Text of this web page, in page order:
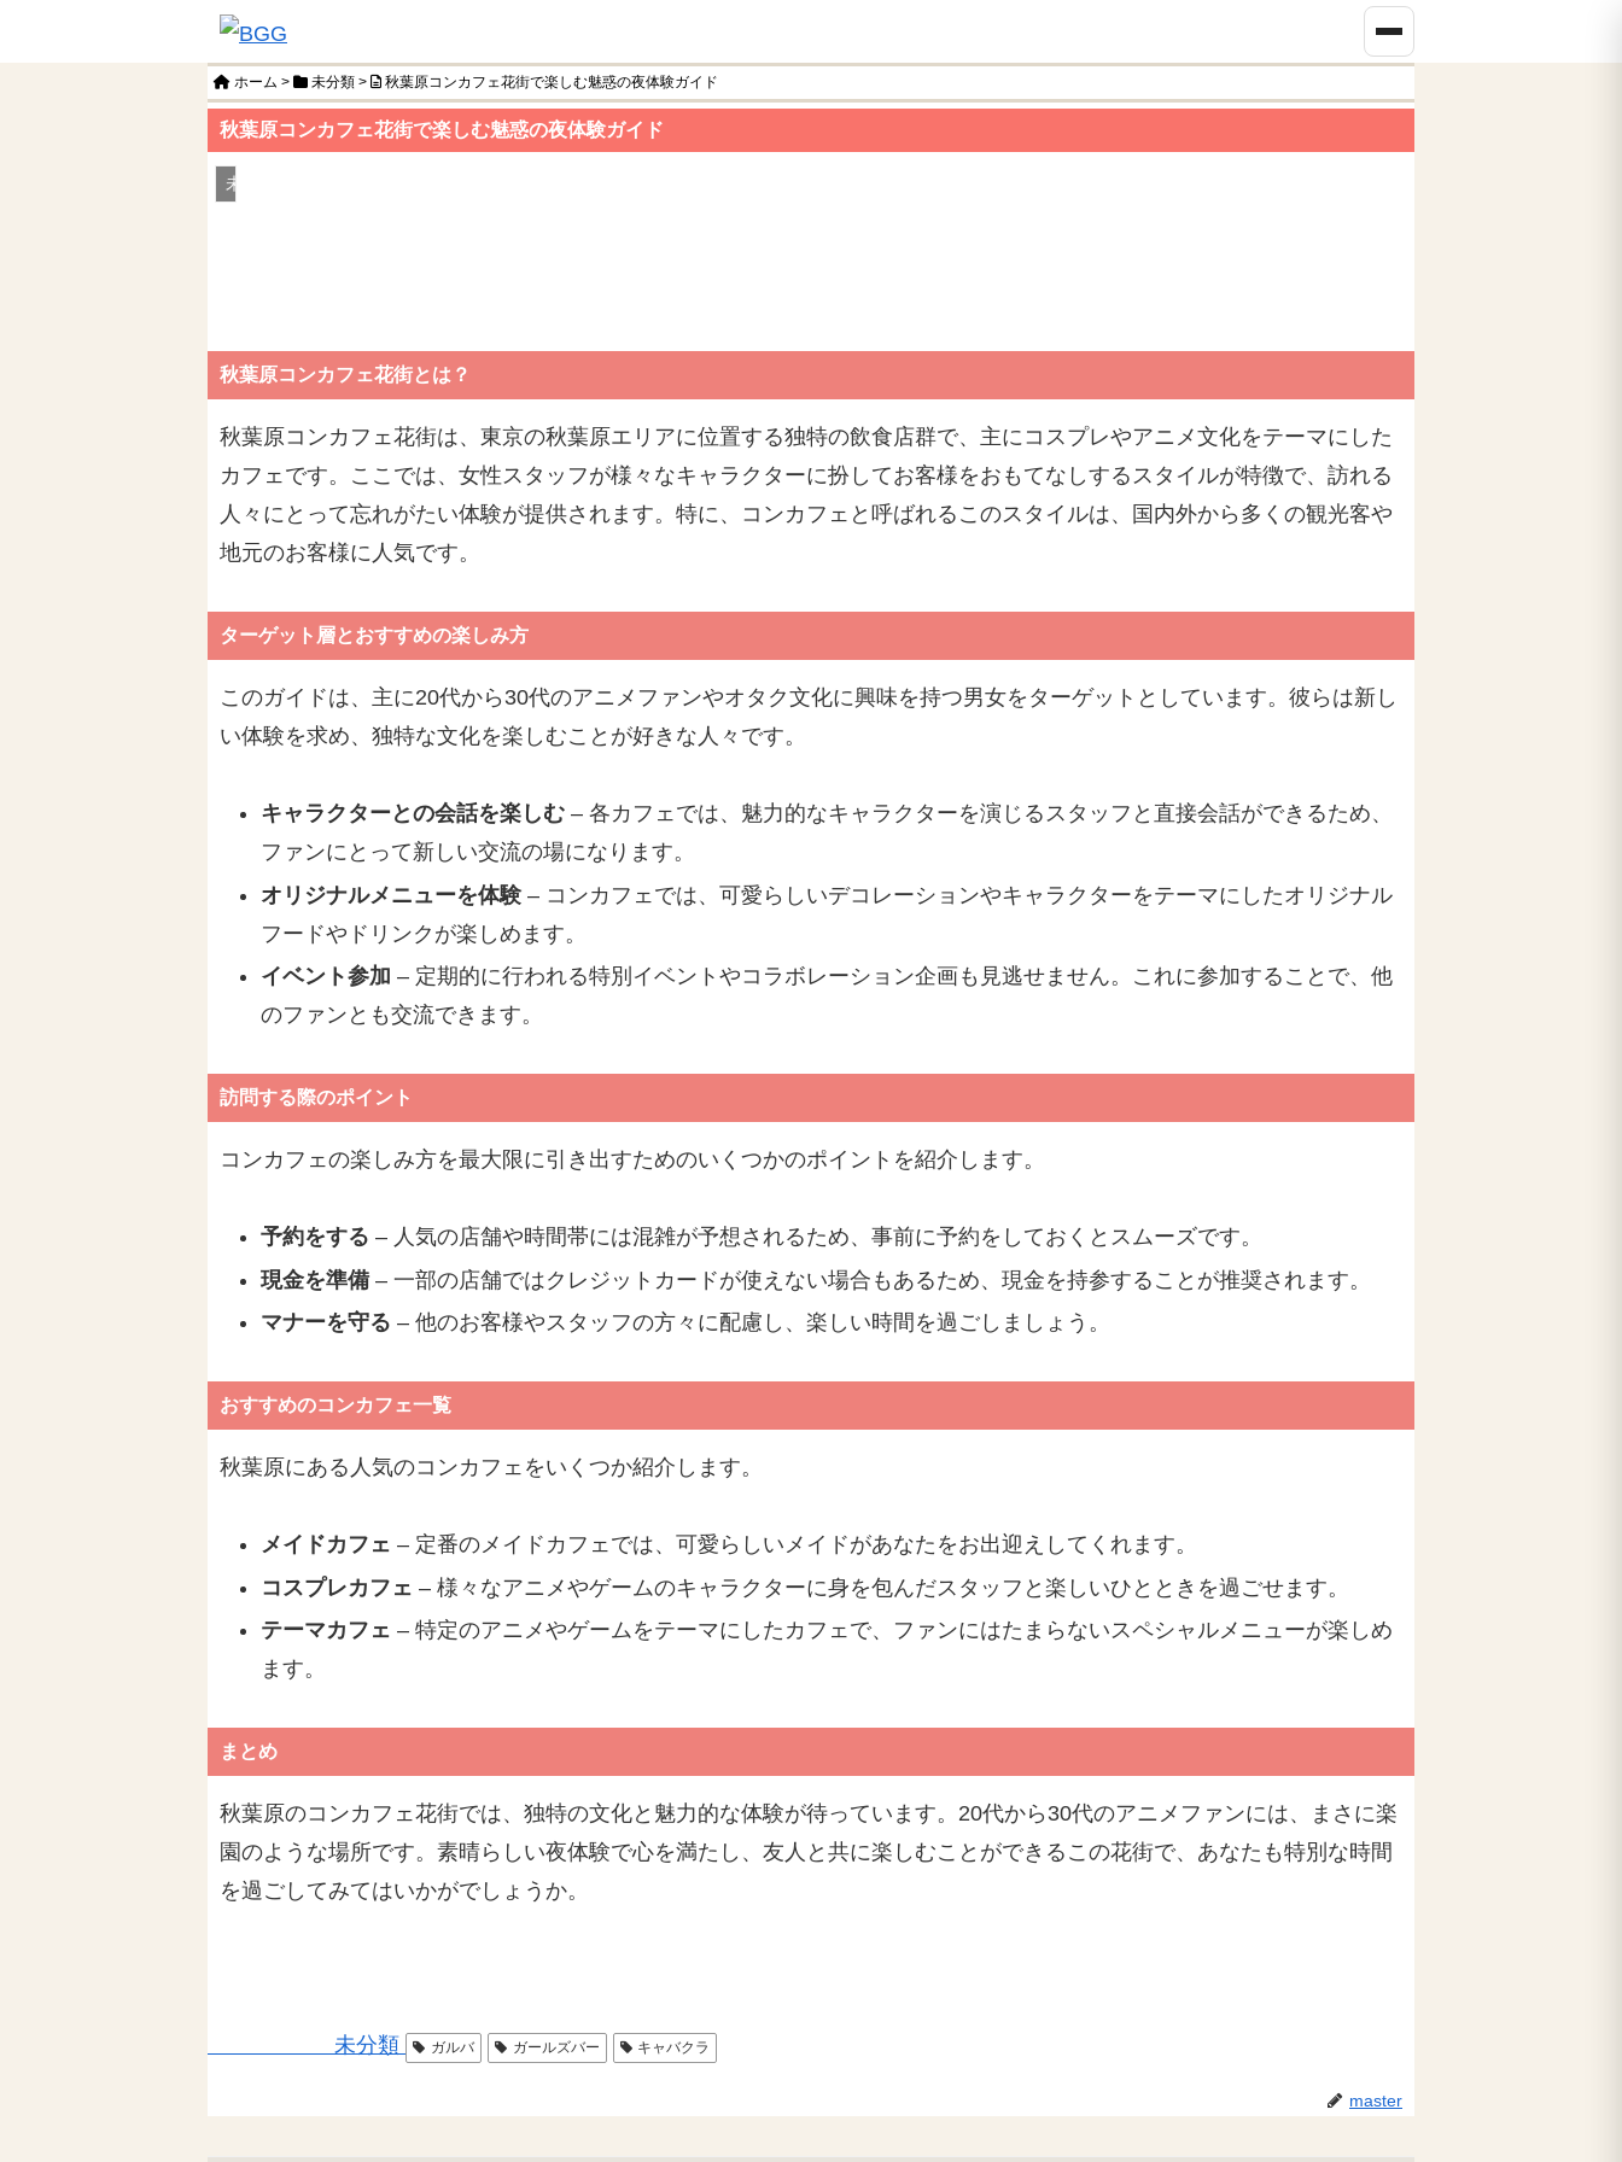
ホーム > 未分類 > 秋葉原コンカフェ花街で楽しむ魅惑の夜体験ガイド
秋葉原コンカフェ花街で楽しむ魅惑の夜体験ガイド
未分類
秋葉原コンカフェ花街とは？
秋葉原コンカフェ花街は、東京の秋葉原エリアに位置する独特の飲食店群で、主にコスプレやアニメ文化をテーマにした
カフェです。ここでは、女性スタッフが様々なキャラクターに扮してお客様をおもてなしするスタイルが特徴で、訪れる
人々にとって忘れがたい体験が提供されます。特に、コンカフェと呼ばれるこのスタイルは、国内外から多くの観光客や
地元のお客様に人気です。
ターゲット層とおすすめの楽しみ方
このガイドは、主に20代から30代のアニメファンやオタク文化に興味を持つ男女をターゲットとしています。彼らは新し
い体験を求め、独特な文化を楽しむことが好きな人々です。
キャラクターとの会話を楽しむ– 各カフェでは、魅力的なキャラクターを演じるスタッフと直接会話ができるため、
ファンにとって新しい交流の場になります。
オリジナルメニューを体験– コンカフェでは、可愛らしいデコレーションやキャラクターをテーマにしたオリジナル
フードやドリンクが楽しめます。
イベント参加 – 定期的に行われる特別イベントやコラボレーション企画も見逃せません。これに参加することで、他
のファンとも交流できます。
訪問する際のポイント
コンカフェの楽しみ方を最大限に引き出すためのいくつかのポイントを紹介します。
予約をする – 人気の店舗や時間帯には混雑が予想されるため、事前に予約をしておくとスムーズです。
現金を準備– 一部の店舗ではクレジットカードが使えない場合もあるため、現金を持参することが推奨されます。
マナーを守る – 他のお客様やスタッフの方々に配慮し、楽しい時間を過ごしましょう。
おすすめのコンカフェ一覧
秋葉原にある人気のコンカフェをいくつか紹介します。
メイドカフェ – 定番のメイドカフェでは、可愛らしいメイドがあなたをお出迎えしてくれます。
コスプレカフェ – 様々なアニメやゲームのキャラクターに身を包んだスタッフと楽しいひとときを過ごせます。
テーマカフェ – 特定のアニメやゲームをテーマにしたカフェで、ファンにはたまらないスペシャルメニューが楽しめ
ます。
まとめ
秋葉原のコンカフェ花街では、独特の文化と魅力的な体験が待っています。20代から30代のアニメファンには、まさに楽
園のような場所です。素晴らしい夜体験で心を満たし、友人と共に楽しむことができるこの花街で、あなたも特別な時間
を過ごしてみてはいかがでしょうか。
未分類 ガルバ ガールズバー キャバクラ
master